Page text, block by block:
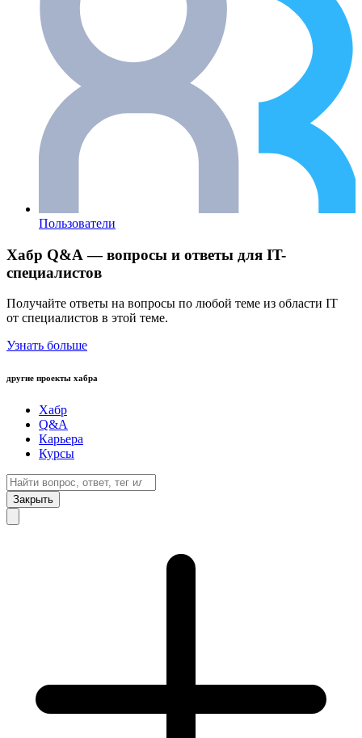
Пользователи
Хабр Q&A — вопросы и ответы для IT-
специалистов
Получайте ответы на вопросы по любой теме из области IT
от специалистов в этой теме.
Узнать больше
другие проекты хабра
Хабр
Q&A
Карьера
Курсы
Закрыть